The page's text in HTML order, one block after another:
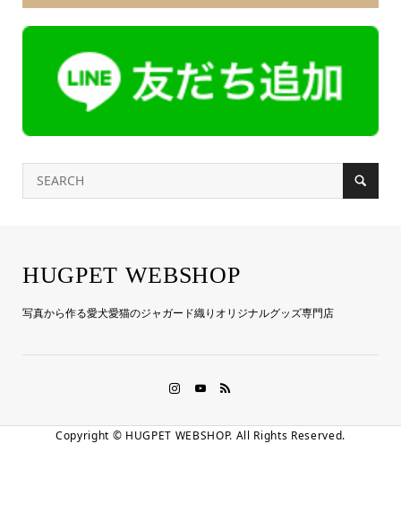
HUGPET WEBSHOP
写真から作る愛犬愛猫のジャガード織りオリジナルグッズ専門店
Copyright © HUGPET WEBSHOP. All Rights Reserved.